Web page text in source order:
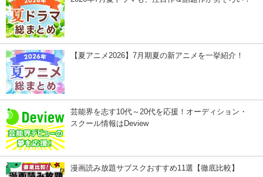
【夏アニメ2026】7月期夏の新アニメを一挙紹介！
芸能界を志す10代～20代を応援！オーディション・
スクール情報はDeview
漫画読み放題サブスクおすすめ11選【徹底比較】